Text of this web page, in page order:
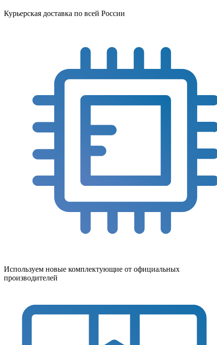
Курьерская доставка по всей России
Используем новые комплектующие от официальных
производителей